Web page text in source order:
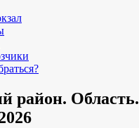
район. Область.